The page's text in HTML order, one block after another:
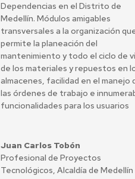
Dependencias en el Distrito de
Medellín. Módulos amigables
transversales a la organización
permite la planeación del
mantenimiento y todo el ciclo de
de los materiales y repuestos en
almacenes, facilidad en el manejo
las órdenes de trabajo e
funcionalidades para los usuarios
Juan Carlos Tobón
Profesional de Proyectos
Tecnológicos, Alcaldía de Medellín